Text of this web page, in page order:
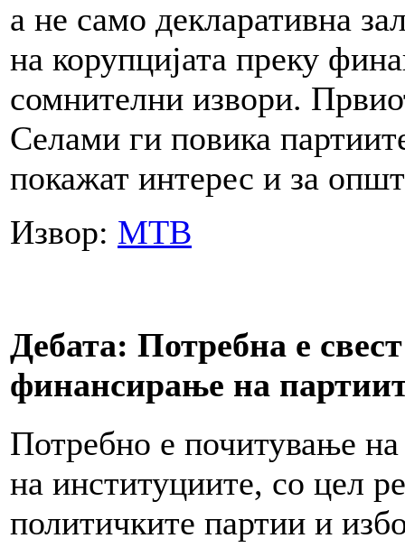
а не само декларативна
на корупцијата преку
сомнителни извори.
Селами ги повика
покажат интерес и за
Извор: МТВ
Дебата: Потребна е
финансирање на
Потребно е почитување на
на институциите, со цел
политичките партии и